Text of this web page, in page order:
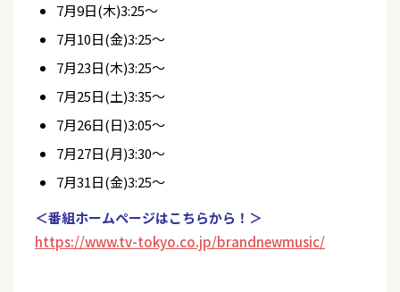
7月9日(木)3:25～
7月10日(金)3:25～
7月23日(木)3:25～
7月25日(土)3:35～
7月26日(日)3:05～
7月27日(月)3:30～
7月31日(金)3:25～
＜番組ホームぺージはこちらから！＞
https://www.tv-tokyo.co.jp/brandnewmusic/